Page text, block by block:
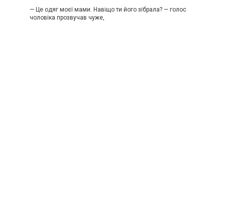
— Це одяг моєї мами. Навіщо ти його зібрала? — голос
чоловіка прозвучав чуже,